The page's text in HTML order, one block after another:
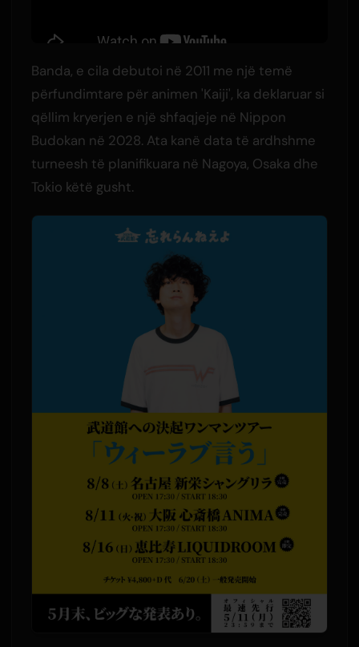
Banda, e cila debutoi në 2011 me një temë
përfundimtare për animen 'Kaiji', ka deklaruar si
qëllim kryerjen e një shfaqjeje në Nippon
Budokan në 2028. Ata kanë data të ardhshme
turneesh të planifikuara në Nagoya, Osaka dhe
Tokio këtë gusht.